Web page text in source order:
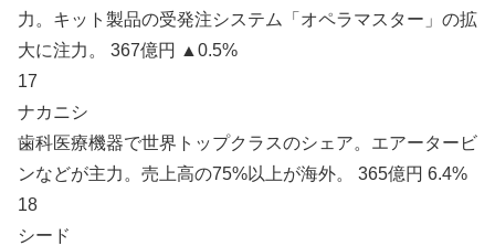
力。キット製品の受発注システム「オペラマスター」の拡
大に注力。 367億円 ▲0.5%
17
ナカニシ
歯科医療機器で世界トップクラスのシェア。エアータービ
ンなどが主力。売上高の75%以上が海外。 365億円 6.4%
18
シード